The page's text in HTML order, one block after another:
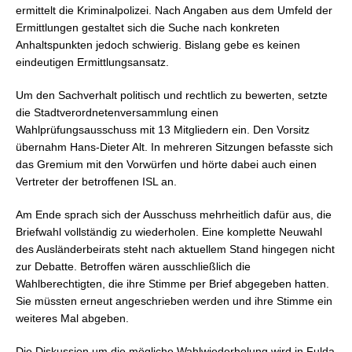
ermittelt die Kriminalpolizei. Nach Angaben aus dem Umfeld der
Ermittlungen gestaltet sich die Suche nach konkreten
Anhaltspunkten jedoch schwierig. Bislang gebe es keinen
eindeutigen Ermittlungsansatz.
Um den Sachverhalt politisch und rechtlich zu bewerten, setzte
die Stadtverordnetenversammlung einen
Wahlprüfungsausschuss mit 13 Mitgliedern ein. Den Vorsitz
übernahm Hans-Dieter Alt. In mehreren Sitzungen befasste sich
das Gremium mit den Vorwürfen und hörte dabei auch einen
Vertreter der betroffenen ISL an.
Am Ende sprach sich der Ausschuss mehrheitlich dafür aus, die
Briefwahl vollständig zu wiederholen. Eine komplette Neuwahl
des Ausländerbeirats steht nach aktuellem Stand hingegen nicht
zur Debatte. Betroffen wären ausschließlich die
Wahlberechtigten, die ihre Stimme per Brief abgegeben hatten.
Sie müssten erneut angeschrieben werden und ihre Stimme ein
weiteres Mal abgeben.